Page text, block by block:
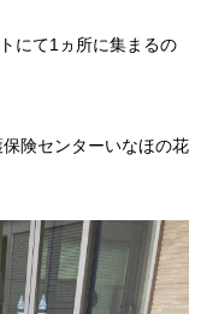
にて1ヵ所に集まるの
険センターいなほの花